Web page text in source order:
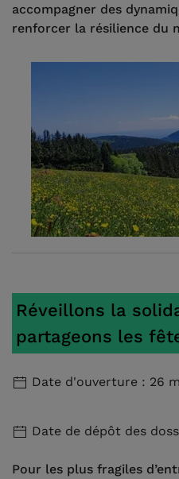
accompagner des
renforcer la résilience du
Réveillons la
partageons les
Date d'ouverture : 26
Date de dépôt des
Pour les plus fragiles